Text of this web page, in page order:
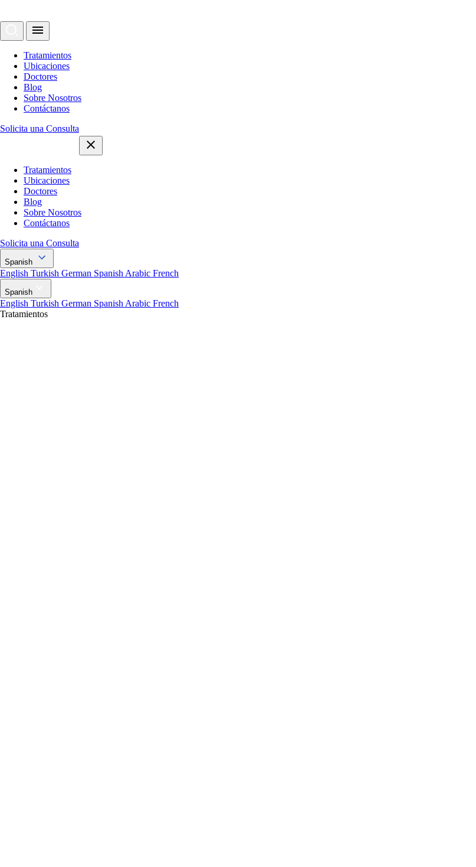
Tratamientos
Ubicaciones
Doctores
Blog
Sobre Nosotros
Contáctanos
Solicita una Consulta
Tratamientos
Ubicaciones
Doctores
Blog
Sobre Nosotros
Contáctanos
Solicita una Consulta
Spanish
English Turkish German Spanish Arabic French
Spanish
English Turkish German Spanish Arabic French
Tratamientos